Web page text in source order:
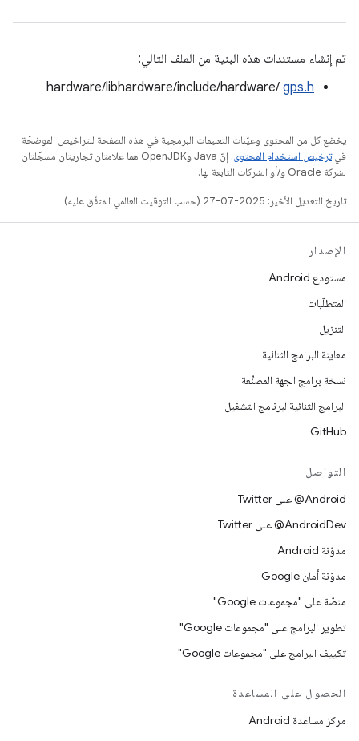
تم إنشاء مستندات هذه البنية من الملف التالي:
hardware/libhardware/include/hardware/ gps.h
يخضع كل من المحتوى وعيّنات التعليمات البرمجية في هذه الصفحة للتراخيص الموضحّة
فيترخيص استخدام المحتوى
. إنّ Java وOpenJDK هما علامتان تجاريتان مسجَّلتان
لشركة Oracle و/أو الشركات التابعة لها.
تاريخ التعديل الأخير: 2025-07-27 (حسب التوقيت العالمي المتفَّق عليه)
الإصدار
مستودع Android
المتطلّبات
التنزيل
معاينة البرامج الثنائية
نسخة برامج الجهة المصنِّعة
البرامج الثنائية لبرنامج التشغيل
GitHub
التواصل
‎@Android على Twitter
‎@AndroidDev على Twitter
مدوّنة Android
مدوّنة أمان Google
منصّة على "مجموعات Google"
تطوير البرامج على "مجموعات Google"
تكييف البرامج على "مجموعات Google"
الحصول على المساعدة
مركز مساعدة Android